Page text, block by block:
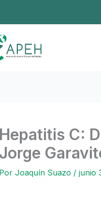
Hepatitis C:
Jorge
Por Joaquín Suazo / junio